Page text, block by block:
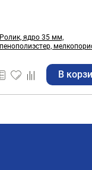
Ролик, ядро 35 мм,
пенополиэстер,
В